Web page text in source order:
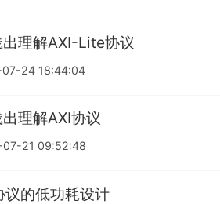
出理解AXI-Lite协议
24 18:44:04
出理解AXI协议
21 09:52:48
议的低功耗设计